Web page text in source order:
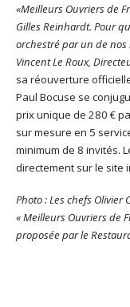
«Meilleurs Ouvriers de
Gilles Reinhardt. Pour
orchestré par un de nos
Vincent Le Roux,
sa réouverture
Paul Bocuse se
prix unique de 280 €
sur mesure en 5
minimum de 8 invités.
directement sur le site
Photo : Les chefs
« Meilleurs Ouvriers de
proposée par le